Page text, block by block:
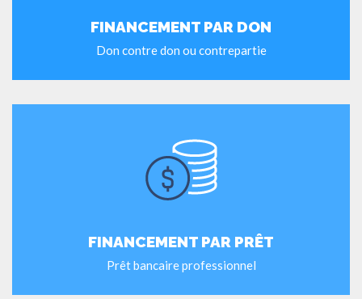
FINANCEMENT PAR DON
Don contre don ou contrepartie
FINANCEMENT PAR PRÊT
Prêt bancaire professionnel